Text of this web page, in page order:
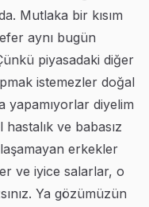
Mutlaka bir kısım
aynı bugün
piyasadaki diğer
istemezler doğal
yapamıyorlar diyelim
hastalık ve babasız
erkekler
ve iyice salarlar, o
Ya gözümüzün